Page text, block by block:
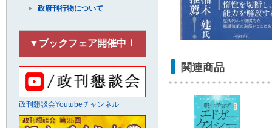
関連商品
政府刊行物について
▼ブックフェア開催中！
政刊懇談会Youtubeチャンネル